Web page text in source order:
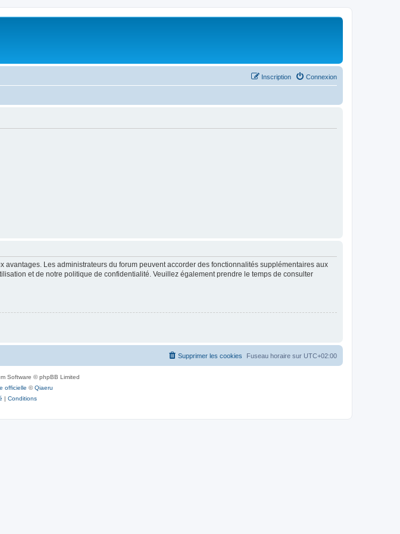
Connexion
Inscription
Les administrateurs du forum peuvent accorder des fonctionnalités supplémentaires aux
et de notre politique de confidentialité. Veuillez également prendre le temps de consulter
Fuseau horaire sur UTC+02:00
Supprimer les cookies
Software © phpBB Limited
officielle ©Qiaeru
| Conditions